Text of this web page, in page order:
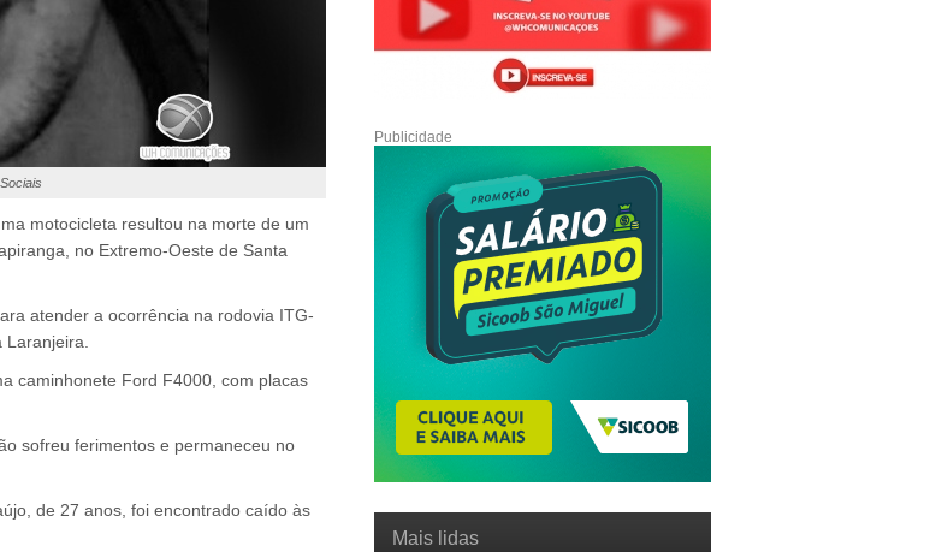
motocicleta resultou na morte de um
no Extremo-Oeste de Santa
atender a ocorrência na rodovia ITG-
caminhonete Ford F4000, com placas
sofreu ferimentos e permaneceu no
de 27 anos, foi encontrado caído às
Publicidade
Mais lidas